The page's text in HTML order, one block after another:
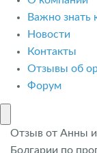
Важно знать
Новости
Контакты
Отзывы об
Форум
Отзыв от Анны
Болгарии по